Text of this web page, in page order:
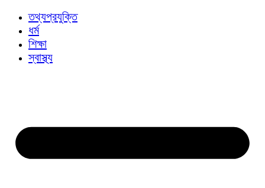
তথ্যপ্রযুক্তি
ধর্ম
শিক্ষা
স্বাস্থ্য